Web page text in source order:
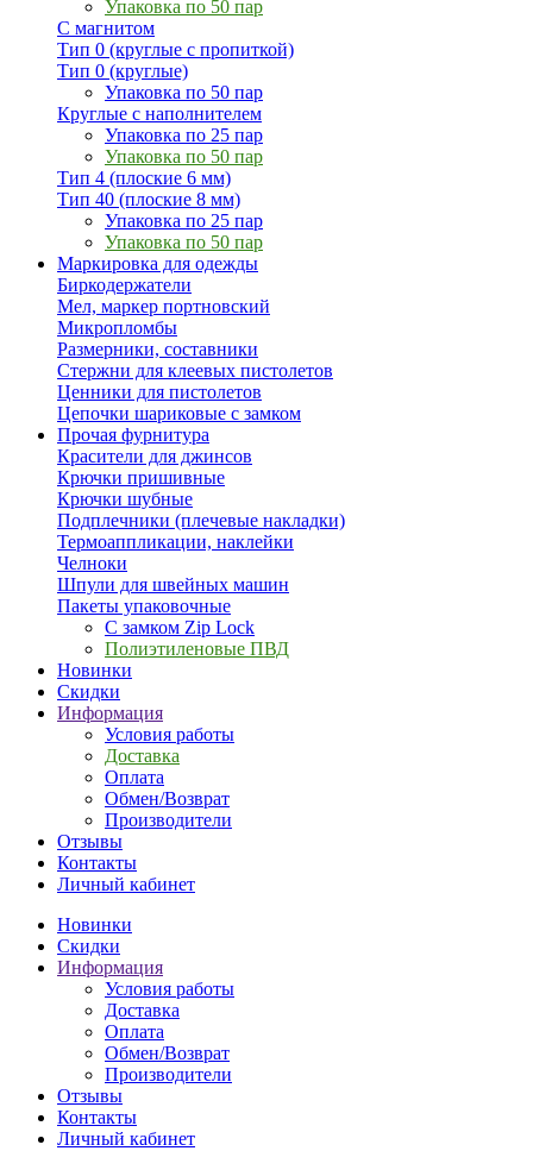
Упаковка по 50 пар
С магнитом
Тип 0 (круглые с пропиткой)
Тип 0 (круглые)
Упаковка по 50 пар
Круглые с наполнителем
Упаковка по 25 пар
Упаковка по 50 пар
Тип 4 (плоские 6 мм)
Тип 40 (плоские 8 мм)
Упаковка по 25 пар
Упаковка по 50 пар
Маркировка для одежды
Биркодержатели
Мел, маркер портновский
Микропломбы
Размерники, составники
Стержни для клеевых пистолетов
Ценники для пистолетов
Цепочки шариковые с замком
Прочая фурнитура
Красители для джинсов
Крючки пришивные
Крючки шубные
Подплечники (плечевые накладки)
Термоаппликации, наклейки
Челноки
Шпули для швейных машин
Пакеты упаковочные
С замком Zip Lock
Полиэтиленовые ПВД
Новинки
Скидки
Информация
Условия работы
Доставка
Оплата
Обмен/Возврат
Производители
Отзывы
Контакты
Личный кабинет
Новинки
Скидки
Информация
Условия работы
Доставка
Оплата
Обмен/Возврат
Производители
Отзывы
Контакты
Личный кабинет